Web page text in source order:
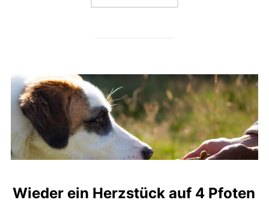
Wieder ein Herzstück auf 4 Pfoten